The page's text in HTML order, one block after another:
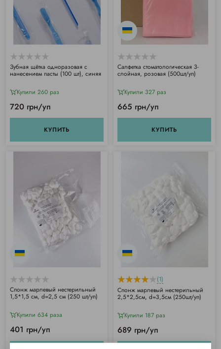
Зубная щётка одноразовая с
нанесением пасты (100 шт), синяя
Купили 260 раз
720 грн/уп
КУПИТЬ
Салфетка стоматологическая 3-
слойная, розовая (500шт/уп)
Купили 327 раз
665 грн/уп
КУПИТЬ
Спонж марлевый нестерильный
1,5*1,5 см, d=2,5 см (250 шт/уп)
Купили 634 раза
401 грн/уп
(1)
Спонж марлевый нестерильный
2,5*2,5см, d=3,5см (250шт/уп)
Купили 187 раз
689 грн/уп